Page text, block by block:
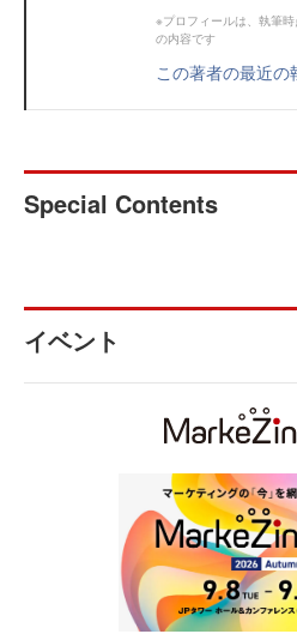
※プロフィールは、執筆
の内容です
この著者の最近の
Special Contents
イベント